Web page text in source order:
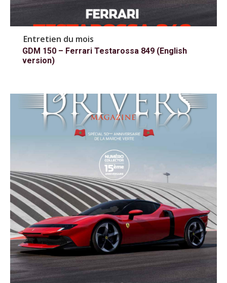
Entretien du mois
GDM 150 – Ferrari Testarossa 849 (English
version)